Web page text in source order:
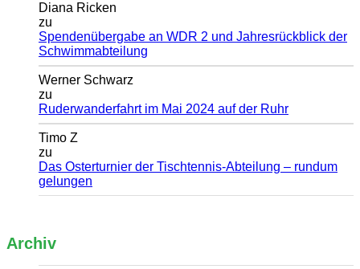
Diana Ricken
zu
Spendenübergabe an WDR 2 und Jahresrückblick der
Schwimmabteilung
Werner Schwarz
zu
Ruderwanderfahrt im Mai 2024 auf der Ruhr
Timo Z
zu
Das Osterturnier der Tischtennis-Abteilung – rundum
gelungen
Archiv